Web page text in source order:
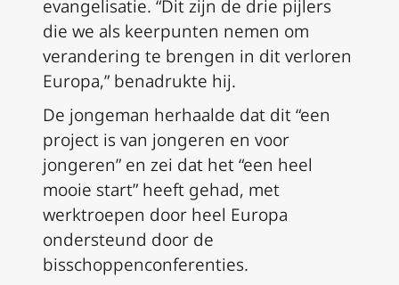
evangelisatie. “Dit zijn de drie pijlers
die we als keerpunten nemen om
verandering te brengen in dit verloren
Europa,” benadrukte hij.
De jongeman herhaalde dat dit “een
project is van jongeren en voor
jongeren” en zei dat het “een heel
mooie start” heeft gehad, met
werktroepen door heel Europa
ondersteund door de
bisschoppenconferenties.